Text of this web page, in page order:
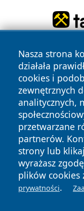
Nasza strona
działała
cookies i
zewnętrznych
analitycznych,
przetwarzane
partnerów.
strony lub
wyrażasz
plików cookies
prywatności.
Copyright © 2026
zastrzeżone.
News Autorzy